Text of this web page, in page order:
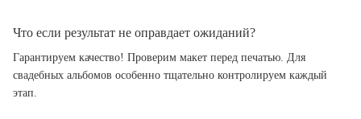
Что если результат не оправдает ожиданий?
Гарантируем качество! Проверим макет перед печатью. Для
свадебных альбомов особенно тщательно контролируем каждый
этап.